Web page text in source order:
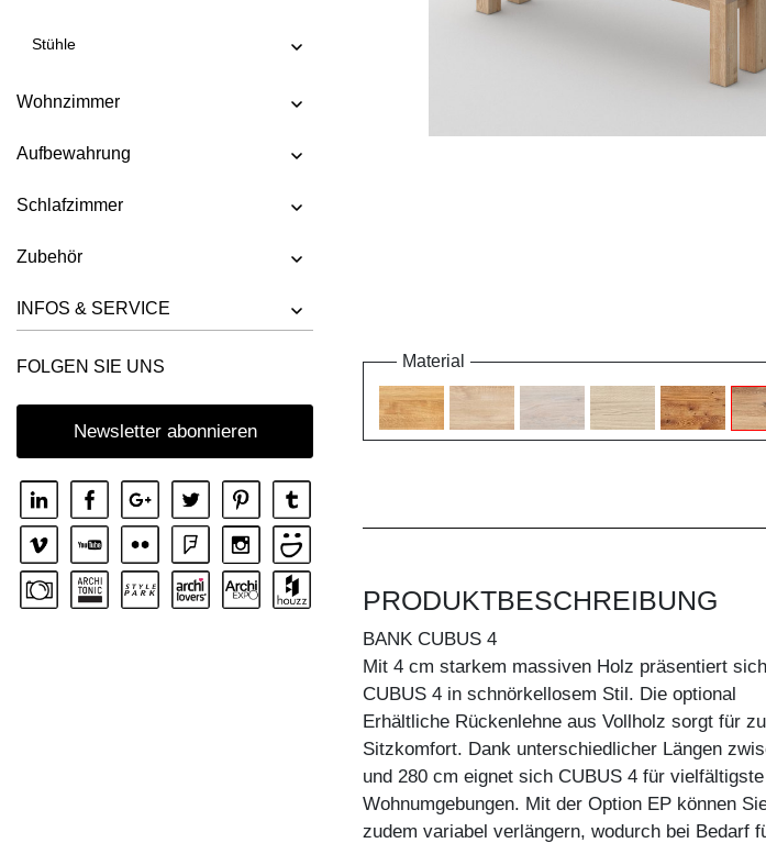
Stühle
Wohnzimmer
Aufbewahrung
Schlafzimmer
Zubehör
INFOS & SERVICE
FOLGEN SIE UNS
Newsletter abonnieren
Material
PRODUKTBESCHREIBUNG
BANK CUBUS 4
Mit 4 cm starkem massiven Holz präsentiert
CUBUS 4 in schnörkellosem Stil. Die optional
Erhältliche Rückenlehne aus Vollholz sorgt für
Sitzkomfort. Dank unterschiedlicher Längen
und 280 cm eignet sich CUBUS 4 für vielfältigste
Wohnumgebungen. Mit der Option EP können
zudem variabel verlängern, wodurch bei Bedarf